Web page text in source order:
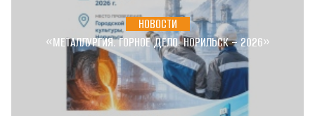
НОВОСТИ
«МЕТАЛЛУРГИЯ. ГОРНОЕ ДЕЛО. НОРИЛЬСК – 2026»